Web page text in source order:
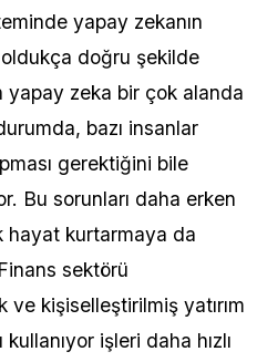
yapay zekanın
oldukça doğru şekilde
yapay zeka bir çok alanda
bazı insanlar
gerektiğini bile
Bu sorunları daha erken
hayat kurtarmaya da
sektörü
ve kişiselleştirilmiş yatırım
işleri daha hızlı